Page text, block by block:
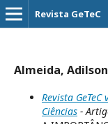
Revista GeTeC
Almeida, Adilson
Revista
Ciências -